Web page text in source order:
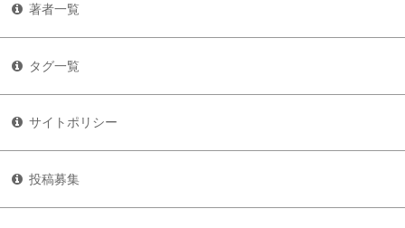
著者一覧
タグ一覧
サイトポリシー
投稿募集